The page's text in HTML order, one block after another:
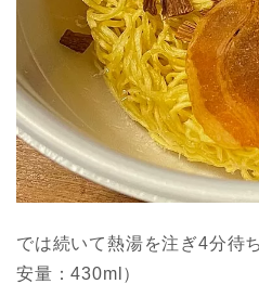
では続いて熱湯を注ぎ4分待
安量：430ml）